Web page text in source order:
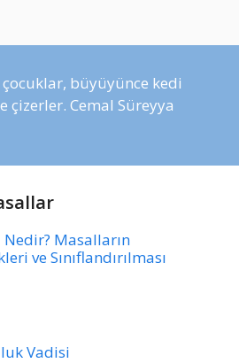
büyüyünce kedi
çizerler. Cemal Süreyya
Masalların
ve Sınıflandırılması
Vadisi